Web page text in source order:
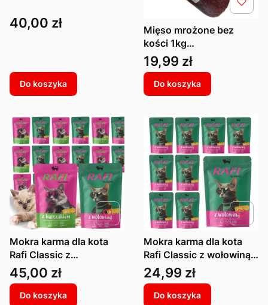
Cena
40,00 zł
Do koszyka
Mięso mrożone bez
kości 1kg
wołowina/serca/marche
wka
Cena
19,99 zł
Do koszyka
Mokra karma dla kota
Rafi Classic z
kurczakiem wołowiną
saszetka 100 g x 20
Cena
45,00 zł
Do koszyka
Mokra karma dla kota
Rafi Classic z wołowiną
dla kota saszetka 100 g
x 10
Cena
24,99 zł
Do koszyka